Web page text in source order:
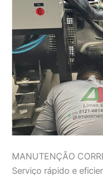
MANUTENÇÃO
Serviço rápido e